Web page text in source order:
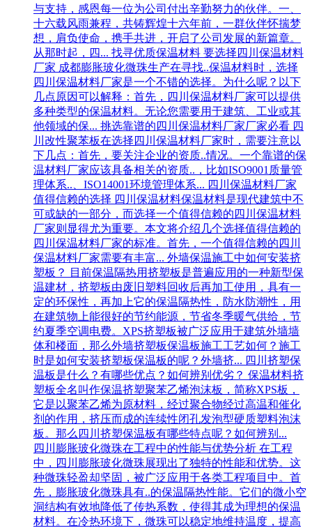
与支持，感恩每一位为公司付出辛勤努力的伙伴。一、
十六载风雨兼程，共铸辉煌十六年前，一群伙伴怀揣梦
想，肩负使命，携手共进，开启了公司发展的新篇章。
从那时起，四... 找寻优质保温材料 要选择四川保温材料
厂家 成都膨胀玻化微珠生产在寻找..保温材料时，选择
四川保温材料厂家是一个不错的选择。为什么呢？以下
几点原因可以解释：首先，四川保温材料厂家可以提供
多种类型的保温材料。无论您需要用于建筑、工业或其
他领域的保... 挑选靠谱的四川保温材料厂家厂家必看 四
川改性聚苯板在选择四川保温材料厂家时，需要注意以
下几点：首先，要关注企业的资质..情况。一个靠谱的保
温材料厂家应该具备相关的资质..，比如ISO9001质量管
理体系..、ISO14001环境管理体系... 四川保温材料厂家
值得信赖的选择 四川保温材料保温材料是现代建筑中不
可或缺的一部分，而选择一个值得信赖的四川保温材料
厂家则显得尤为重要。本文将介绍几个选择值得信赖的
四川保温材料厂家的标准。首先，一个值得信赖的四川
保温材料厂家需要有丰富... 外墙保温施工中如何安装挤
塑板？
目前保温隔热用挤塑板是普遍应用的一种新型保
温建材，挤塑板由废旧塑料回收后再加工使用，具有一
定的环保性，再加上它的保温隔热性，防水防潮性，用
在建筑物上能很好的节约能源，节省冬季暖气供给，节
约夏季空调电费。XPS挤塑板被广泛应用于建筑外墙墙
体和楼面，那么外墙挤塑板保温板施工工艺如何？施工
时是如何安装挤塑板保温板的呢？外墙挤... 四川挤塑保
温板是什么？有哪些优点？如何辨别优劣？ 保温材料挤
塑板全名叫作保温挤塑聚苯乙烯泡沫板，简称XPS板，
它是以聚苯乙烯为原材料，经过聚合物经过高温和催化
剂的作用，挤压而成的连续性闭孔发泡型硬质塑料泡沫
板。那么四川挤塑保温板有哪些特点呢？如何辨别...
四川膨胀玻化微珠在工程中的性能与优势分析 在工程
中，四川膨胀玻化微珠展现出了独特的性能和优势。这
种微珠轻盈却坚固，被广泛应用于各类工程项目中。首
先，膨胀玻化微珠具有..的保温隔热性能。它们的微小空
洞结构有效地降低了传热系数，使得其成为理想的保温
材料。在冷热环境下，微珠可以稳定地维持温度，提高